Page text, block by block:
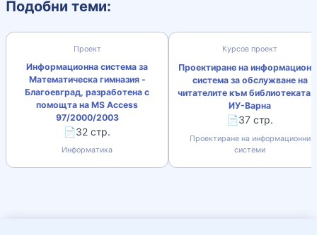
Подобни теми:
Проект
Информационна система за
Математическа гимназия -
Благоевград, разработена с
помощта на MS Access
97/2000/2003
📄32 стр.
Информатика
Курсов проект
Проектиране на
система за обслужване на
читателите към библиотеката
ИУ-Варна
📄37 стр.
Проектиране на информационни
системи